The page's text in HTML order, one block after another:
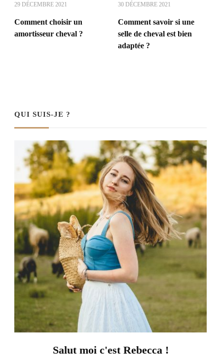
29 DÉCEMBRE 2021
Comment choisir un
amortisseur cheval ?
30 DÉCEMBRE 2021
Comment savoir si une
selle de cheval est bien
adaptée ?
QUI SUIS-JE ?
Salut moi c'est Rebecca !